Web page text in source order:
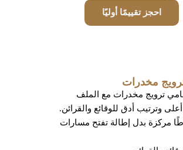
احجز تقييمًا أوليًا
مخدرات
ترويج مخدرات مع الملف
وترتيب أدق للوقائع والقرائن.
مركزة بدل إطالة تفتح مسارات